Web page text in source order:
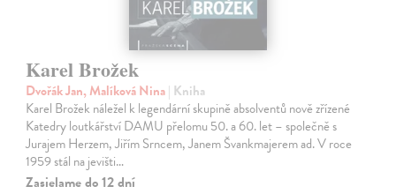
Karel Brožek
Dvořák Jan, Malíková Nina| Kniha
Karel Brožek náležel k legendární skupině absolventů nově zřízené
Katedry loutkářství DAMU přelomu 50. a 60. let – společně s
Jurajem Herzem, Jiřím Srncem, Janem Švankmajerem ad. V roce
1959 stál na jevišti…
Zasielame do 12 dní